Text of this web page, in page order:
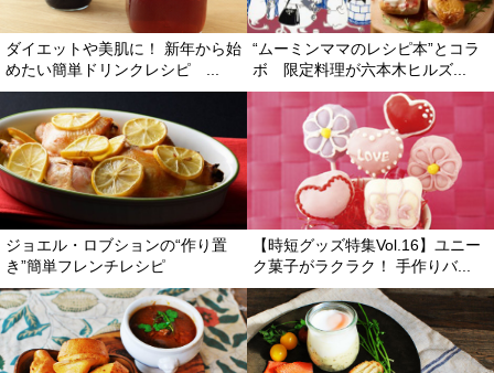
ダイエットや美肌に！ 新年から始
めたい簡単ドリンクレシピ ...
“ムーミンママのレシピ本”とコラ
ボ 限定料理が六本木ヒルズ...
ジョエル・ロブションの“作り置
き”簡単フレンチレシピ
【時短グッズ特集Vol.16】ユニー
ク菓子がラクラク！ 手作りバ...